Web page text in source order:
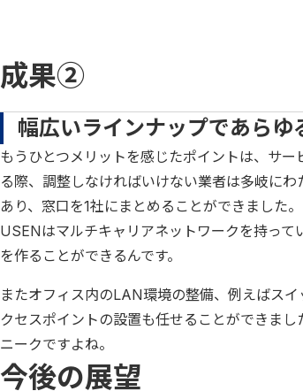
成果②
幅広いラインナップであら
もうひとつメリットを感じたポイントは、サ
る際、調整しなければいけない業者は多岐に
あり、窓口を1社にまとめることができました
USENはマルチキャリアネットワークを持っ
を作ることができるんです。
またオフィス内のLAN環境の整備、例えばス
クセスポイントの設置も任せることができま
ニークですよね。
今後の展望